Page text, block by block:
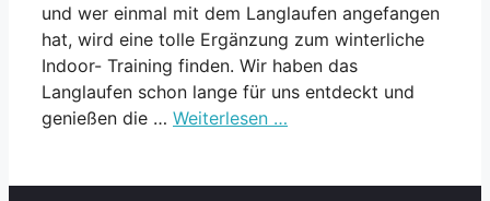
und wer einmal mit dem Langlaufen angefangen
hat, wird eine tolle Ergänzung zum winterliche
Indoor- Training finden. Wir haben das
Langlaufen schon lange für uns entdeckt und
genießen die … Weiterlesen …